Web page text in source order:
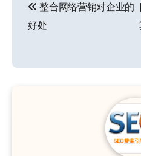
章
航
整合网络营销对企业的
好处